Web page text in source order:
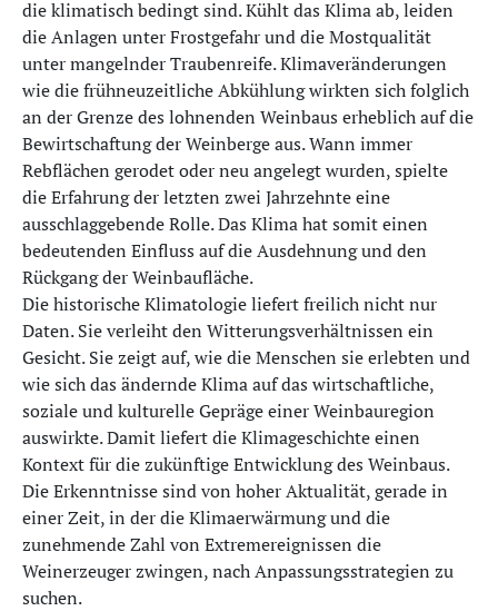
die klimatisch bedingt sind. Kühlt das Klima ab, leiden
die Anlagen unter Frostgefahr und die Mostqualität
unter mangelnder Traubenreife. Klimaveränderungen
wie die frühneuzeitliche Abkühlung wirkten sich folglich
an der Grenze des lohnenden Weinbaus erheblich auf die
Bewirtschaftung der Weinberge aus. Wann immer
Rebflächen gerodet oder neu angelegt wurden, spielte
die Erfahrung der letzten zwei Jahrzehnte eine
ausschlaggebende Rolle. Das Klima hat somit einen
bedeutenden Einfluss auf die Ausdehnung und den
Rückgang der Weinbaufläche.
Die historische Klimatologie liefert freilich nicht nur
Daten. Sie verleiht den Witterungsverhältnissen ein
Gesicht. Sie zeigt auf, wie die Menschen sie erlebten und
wie sich das ändernde Klima auf das wirtschaftliche,
soziale und kulturelle Gepräge einer Weinbauregion
auswirkte. Damit liefert die Klimageschichte einen
Kontext für die zukünftige Entwicklung des Weinbaus.
Die Erkenntnisse sind von hoher Aktualität, gerade in
einer Zeit, in der die Klimaerwärmung und die
zunehmende Zahl von Extremereignissen die
Weinerzeuger zwingen, nach Anpassungsstrategien zu
suchen.